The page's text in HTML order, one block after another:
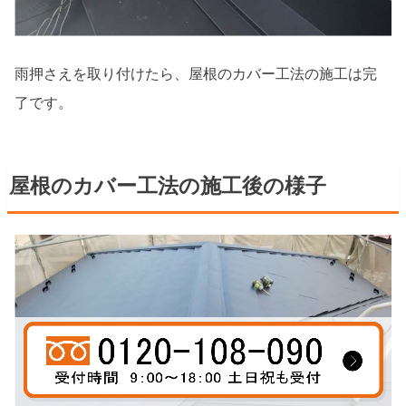
雨押さえを取り付けたら、屋根のカバー工法の施工は完
了です。
屋根のカバー工法の施工後の様子